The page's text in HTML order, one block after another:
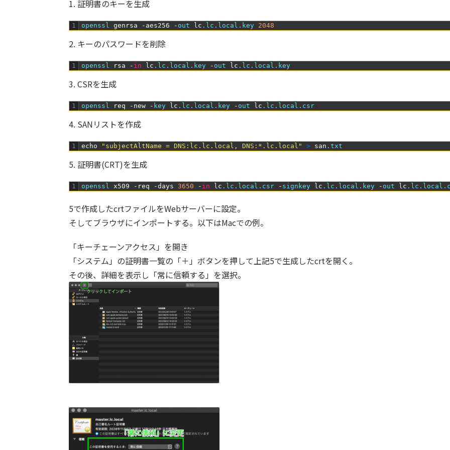
1. 証明書のキーを生成
1 openssl genrsa - aes256 - out lc .lc .local .key 2048
2. キーのパスワードを削除
1 openssl rsa - in lc .lc .local .key - out lc .lc .local .key
3. CSRを生成
1 openssl req - new - key lc .lc .local .key - out lc .lc .local .csr
4. SANリストを作成
1 echo "subjectAltName = DNS:lc.lc.local, DNS:*.lc.local" > san .txt
5. 証明書(CRT)を生成
1 openssl x509 - req -days 3650 - in lc .lc .local .csr - signkey lc .lc .local .key - out lc .lc .local
5で作成したcrtファイルをWebサーバーに設定。
そしてブラウザにインポートする。以下はMacでの例。
「キーチェーンアクセス」を開き
「システム」の証明書一覧の「＋」ボタンを押して上記5で生成したcrtを開く。
その後、詳細を表示し「常に信頼する」を選択。